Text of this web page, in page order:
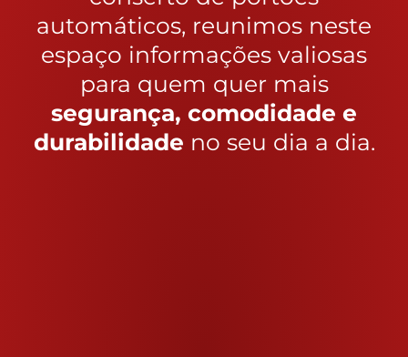
automáticos, reunimos neste
espaço informações valiosas
para quem quer mais
segurança, comodidade e
durabilidade no seu dia a dia.